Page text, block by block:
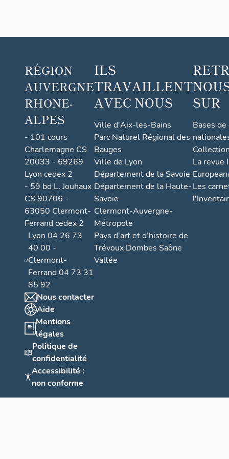
nication
de
l'univer
sité
Clermo
ne)
RÉGION
AUVERGNE
RHONE-
ALPES
- 101 cours
Charlemagne CS
20033 - 69269
Lyon cedex 2
- 59 bd L. Jouhaux
CS 90706 -
63050 Clermont-
Ferrand cedex 2
Lyon 04 26 73
40 00 -
Clermont-
Ferrand 04 73 31
85 92
Nous contacter
Aide
Mentions
légales
Politique de
confidentialité
Accessibilité :
non conforme
ILS
TRAVAILLENT
AVEC NOUS
Ville d'Aix-les-Bains
Parc Naturel Régional des
Bauges
Ville de Lyon
Département de la Savoie
Département de la Haute-
Savoie
Clermont-Auvergne-
Métropole
Pays d’art et d’histoire de
Trévoux Dombes Saône
Vallée
SUR
Bases
La revue
Les